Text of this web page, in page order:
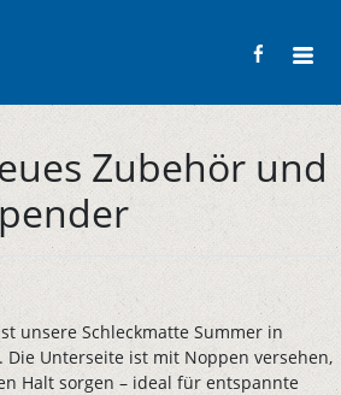
Zubehör und
unsere Schleckmatte Summer in
Unterseite ist mit Noppen versehen,
Halt sorgen – ideal für entspannte